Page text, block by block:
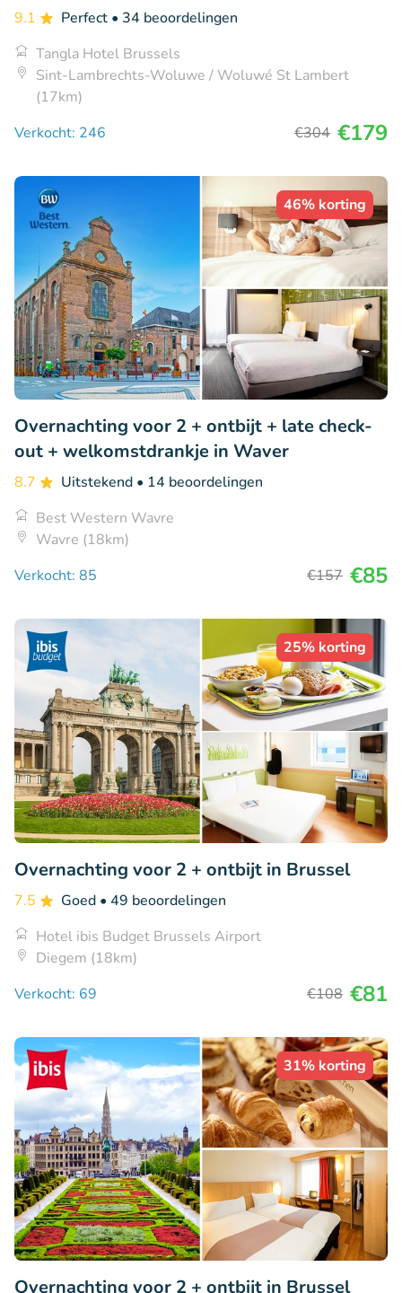
9.1 Perfect • 34 beoordelingen
Tangla Hotel Brussels
Sint-Lambrechts-Woluwe / Woluwé St Lambert
(17km)
Verkocht: 246
€304 €179
46% korting
Overnachting voor 2 + ontbijt + late check-
out + welkomstdrankje in Waver
8.7 Uitstekend • 14 beoordelingen
Best Western Wavre
Wavre (18km)
Verkocht: 85
€157 €85
25% korting
Overnachting voor 2 + ontbijt in Brussel
7.5 Goed • 49 beoordelingen
Hotel ibis Budget Brussels Airport
Diegem (18km)
Verkocht: 69
€108 €81
31% korting
Overnachting voor 2 + ontbijt in Brussel